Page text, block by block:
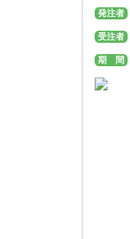
発注者
受注者
期 間